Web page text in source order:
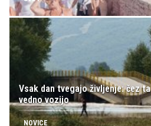
Vsak dan tvegajo življenje: čez
vedno vozijo
NOVICE